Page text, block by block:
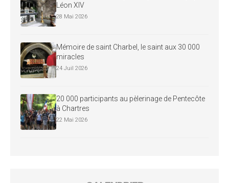
Léon XIV
28 Mai 2026
Mémoire de saint Charbel, le saint aux 30 000
miracles
24 Juil 2026
20 000 participants au pèlerinage de Pentecôte
à Chartres
22 Mai 2026